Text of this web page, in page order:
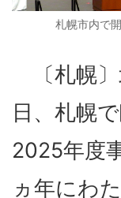
札幌市内で
〔札幌〕
日、札幌
2025年度
ヵ年にわ